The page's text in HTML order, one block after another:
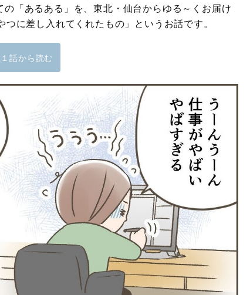
の「あるある」を、東北・仙台からゆる～くお届け
に差し入れてくれたもの」というお話です。
話から読む